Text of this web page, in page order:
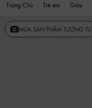
Trang Chủ Trẻ em Giày
MUA SẢN PHẨM TƯƠNG TỰ